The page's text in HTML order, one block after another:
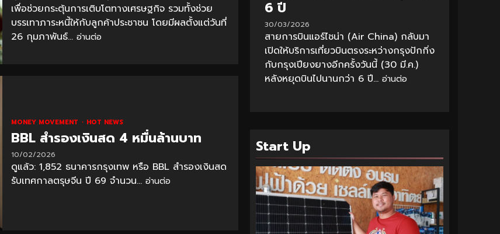
เพื่อช่วยกระตุ้นการเติบโตทางเศรษฐกิจ รวมทั้งช่วย
บรรเทาภาระหนี้ให้กับลูกค้าประชาชน โดยมีผลตั้งแต่วันที่
26 กุมภาพันธ์... อ่านต่อ
MONEY MOVEMENT HOT NEWS
BBL สำรองเงินสด 4 หมื่นล้านบาท
10/02/2026
ดูแล้ว: 1,852 ธนาคารกรุงเทพ หรือ BBL สำรองเงินสด
รับเทศกาลตรุษจีน ปี 69 จำนวน... อ่านต่อ
6 ปี
30/03/2026
สายการบินแอร์ไชน่า (Air China) กลับมา
เปิดให้บริการเที่ยวบินตรงระหว่างกรุงปักกิ่ง
กับกรุงเปียงยางอีกครั้งวันนี้ (30 มี.ค.)
หลังหยุดบินไปนานกว่า 6 ปี... อ่านต่อ
Start Up